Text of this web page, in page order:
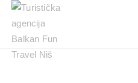
Balkan
Fun
Travel
LETOLETO 2026